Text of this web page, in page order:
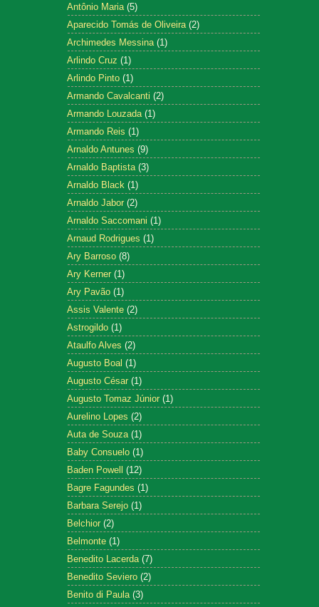
Antônio Maria (5)
Aparecido Tomás de Oliveira (2)
Archimedes Messina (1)
Arlindo Cruz (1)
Arlindo Pinto (1)
Armando Cavalcanti (2)
Armando Louzada (1)
Armando Reis (1)
Arnaldo Antunes (9)
Arnaldo Baptista (3)
Arnaldo Black (1)
Arnaldo Jabor (2)
Arnaldo Saccomani (1)
Arnaud Rodrigues (1)
Ary Barroso (8)
Ary Kerner (1)
Ary Pavão (1)
Assis Valente (2)
Astrogildo (1)
Ataulfo Alves (2)
Augusto Boal (1)
Augusto César (1)
Augusto Tomaz Júnior (1)
Aurelino Lopes (2)
Auta de Souza (1)
Baby Consuelo (1)
Baden Powell (12)
Bagre Fagundes (1)
Barbara Serejo (1)
Belchior (2)
Belmonte (1)
Benedito Lacerda (7)
Benedito Seviero (2)
Benito di Paula (3)